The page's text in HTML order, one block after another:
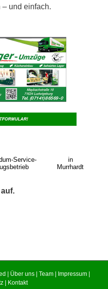
und einfach.
Service-
in
Murrhardt
| Über uns| Team| Impressum|
Kontakt